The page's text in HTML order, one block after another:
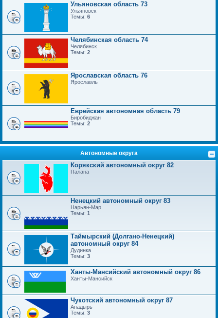
Ульяновская область 73
Ульяновск
Темы: 6
Челябинская область 74
Челябинск
Темы: 2
Ярославская область 76
Ярославль
Еврейская автономная область 79
Биробиджан
Темы: 2
Автономные округа
Корякский автономный округ 82
Палана
Ненецкий автономный округ 83
Нарьян-Мар
Темы: 1
Таймырский (Долгано-Ненецкий)
автономный округ 84
Дудинка
Темы: 3
Ханты-Мансийский автономный округ 86
Ханты-Мансийск
Чукотский автономный округ 87
Анадырь
Темы: 3